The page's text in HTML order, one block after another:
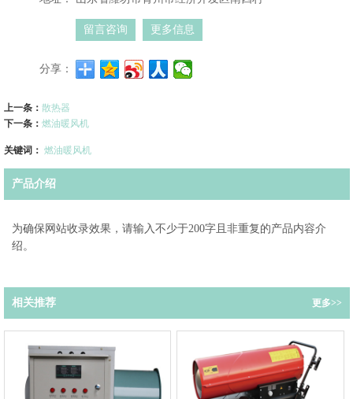
留言咨询 更多信息
分享：
上一条： 散热器
下一条： 燃油暖风机
关键词： 燃油暖风机
产品介绍
为确保网站收录效果，请输入不少于200字且非重复的产品内容介
绍。
相关推荐 更多>>